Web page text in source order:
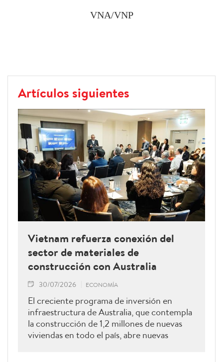
VNA/VNP
Artículos siguientes
Vietnam refuerza conexión del
sector de materiales de
construcción con Australia
30/07/2026 ECONOMÍA
El creciente programa de inversión en
infraestructura de Australia, que contempla
la construcción de 1,2 millones de nuevas
viviendas en todo el país, abre nuevas